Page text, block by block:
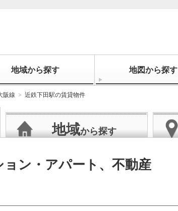
地域から探す 地図から探す
阪線 近鉄下田駅の賃貸物件
地域から探す
ン・アパート、不動産